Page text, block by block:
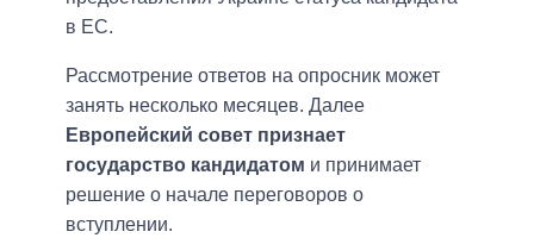
в ЕС.
Рассмотрение ответов на опросник может
занять несколько месяцев. Далее
Европейский совет признает
государство кандидатом и принимает
решение о начале переговоров о
вступлении.